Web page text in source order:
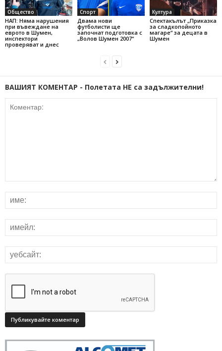
Общество
НАП: Няма нарушения
при въвеждане на
еврото в Шумен,
инспектори
проверяват и днес
Спорт
Двама нови
футболисти ще
започнат подготовка с
„Волов Шумен 2007“
Култура
Спектакълът „Приказка
за сладкопойното
магаре“ за децата в
Шумен
ВАШИЯТ КОМЕНТАР - Полетата НЕ са задължителни!